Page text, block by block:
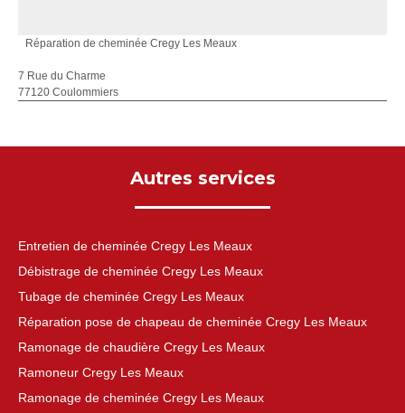
Réparation de cheminée Cregy Les Meaux
7 Rue du Charme
77120 Coulommiers
Autres services
Entretien de cheminée Cregy Les Meaux
Débistrage de cheminée Cregy Les Meaux
Tubage de cheminée Cregy Les Meaux
Réparation pose de chapeau de cheminée Cregy Les Meaux
Ramonage de chaudière Cregy Les Meaux
Ramoneur Cregy Les Meaux
Ramonage de cheminée Cregy Les Meaux